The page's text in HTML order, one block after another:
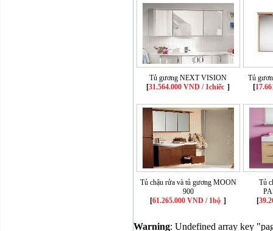
Tủ gương NEXT VISION
[31.564.000 VND / 1chiếc ]
Tủ
[
Tủ chậu rửa và tủ gương MOON
900
[61.265.000 VND / 1bộ ]
Tủ
[
Warning: Undefined array key